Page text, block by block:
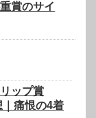
賞のサイ
ップ賞
痛恨の4着